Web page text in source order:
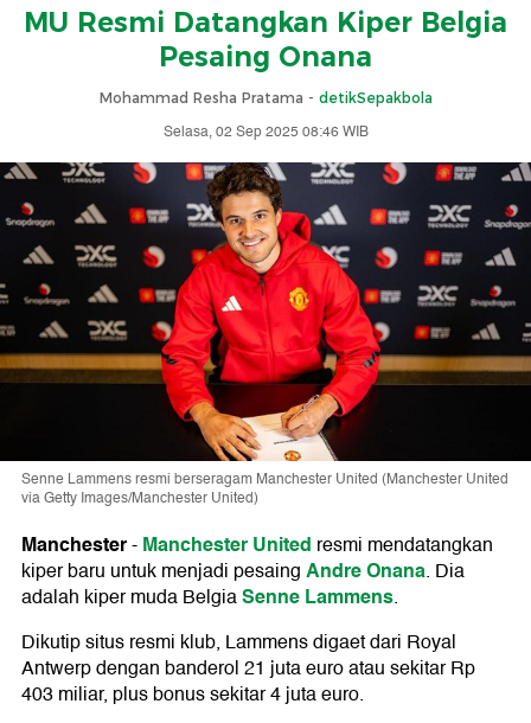
MU Resmi Datangkan Kiper Belgia
Pesaing Onana
Mohammad Resha Pratama - detikSepakbola
Selasa, 02 Sep 2025 08:46 WIB
Senne Lammens resmi berseragam Manchester United (Manchester United
via Getty Images/Manchester United)
Manchester-Manchester United resmi mendatangkan
kiper baru untuk menjadi pesaingAndre Onana. Dia
adalah kiper muda BelgiaSenne Lammens.
Dikutip situs resmi klub, Lammens digaet dari Royal
Antwerp dengan banderol 21 juta euro atau sekitar Rp
403 miliar, plus bonus sekitar 4 juta euro.